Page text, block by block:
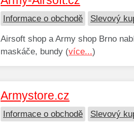
Informace o obchodě Slevový
Airsoft shop a Army shop Brno
maskáče, bundy (více...)
Armystore.cz
Informace o obchodě Slevový